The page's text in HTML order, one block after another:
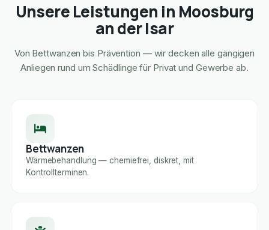
Unsere Leistungen in Moosburg
an der Isar
Von Bettwanzen bis Prävention — wir decken alle gängigen
Anliegen rund um Schädlinge für Privat und Gewerbe ab.
Bettwanzen
Wärmebehandlung — chemiefrei, diskret, mit
Kontrollterminen.